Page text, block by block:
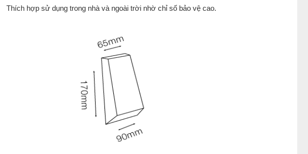
Thích hợp sử dụng trong nhà và ngoài trời nhờ chỉ số bảo vệ cao.